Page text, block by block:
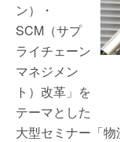
ン）・
SCM（サプ
ライチェーン
マネジメン
ト）改革」を
テーマとした
大型セミナー「